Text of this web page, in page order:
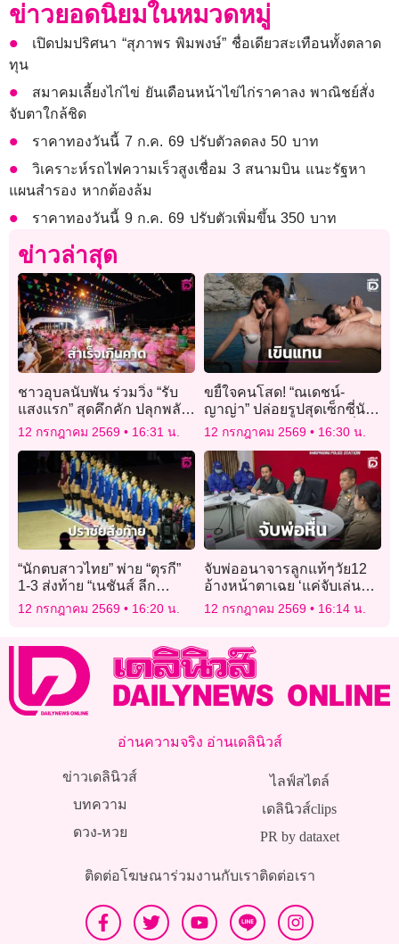
ข่าวยอดนิยมในหมวดหมู่
เปิดปมปริศนา “สุภาพร พิมพงษ์” ชื่อเดียวสะเทือนทั้งตลาด
ทุน
สมาคมเลี้ยงไก่ไข่ ยันเดือนหน้าไข่ไก่ราคาลง พาณิชย์สั่ง
จับตาใกล้ชิด
ราคาทองวันนี้ 7 ก.ค. 69 ปรับตัวลดลง 50 บาท
วิเคราะห์รถไฟความเร็วสูงเชื่อม 3 สนามบิน แนะรัฐหา
แผนสำรอง หากต้องล้ม
ราคาทองวันนี้ 9 ก.ค. 69 ปรับตัวเพิ่มขึ้น 350 บาท
ข่าวล่าสุด
ชาวอุบลนับพัน ร่วมวิ่ง “รับ
แสงแรก” สุดคึกคัก ปลุกพลัง
เมืองสุขภาวะ “อุบล อยู่ดี”
สำเร็จเกินคาด!
12 กรกฎาคม 2569 16:31 น.
ขยี้ใจคนโสด! “ณเดชน์-
ญาญ่า” ปล่อยรูปสุดเซ็กซี่นับ
ถอยหลังเข้าพิธีแต่งงานที่
12 กรกฎาคม 2569 16:30 น.
“นักตบสาวไทย” พ่าย “ตุรกี”
1-3 ส่งท้าย “เนชันส์ ลีก
2026” พร้อมลุยต่อ “ศึก SEA
V CUP 2026”
12 กรกฎาคม 2569 16:20 น.
จับพ่ออนาจารลูกแท้ๆวัย12
อ้างหน้าตาเฉย ‘แค่จับเล่นๆ’
สวนผลแพทย์รอยฉีกขาดชัด
12 กรกฎาคม 2569 16:14 น.
อ่านความจริง อ่านเดลินิวส์
ข่าวเดลินิวส์
บทความ
ดวง-หวย
ไลฟ์สไตล์
เดลินิวส์clips
PR by dataxet
ติดต่อโฆษณาร่วมงานกับเราติดต่อเรา